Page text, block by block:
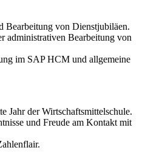
Bearbeitung von Dienstjubiläen.
administrativen Bearbeitung von
im SAP HCM und allgemeine
Jahr der Wirtschaftsmittelschule.
und Freude am Kontakt mit